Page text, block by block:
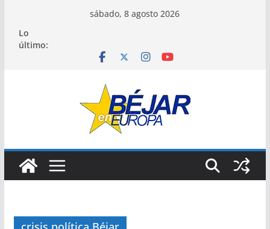
contenido
sábado, 8 agosto 2026
Lo
último: